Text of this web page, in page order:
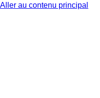
Aller au contenu principal